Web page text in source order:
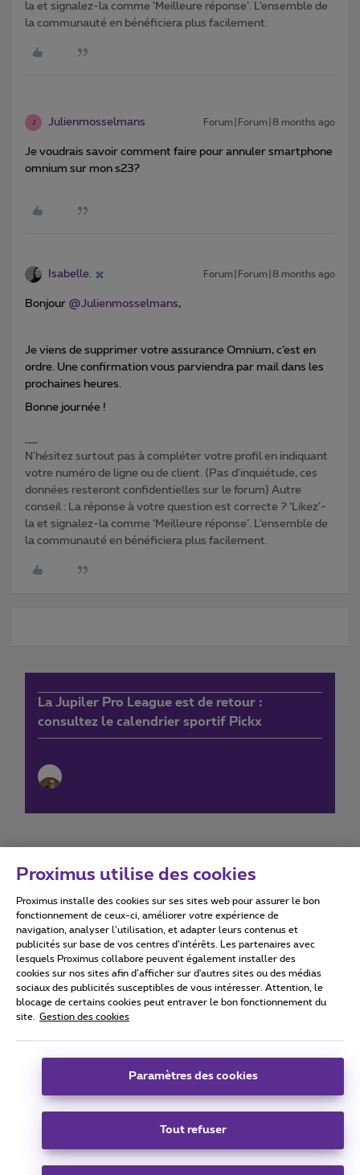
la et signalez-la comme ‘Meilleure réponse’. L’ensemble de
la communauté en bénéficiera plus facilement.
Julienmosselmans Forum|Forum|8 months ago
Je voudrais savoir comment faire pour annuler smartphone
omnium sur mon s23?
Isabelle. Forum|Forum|8 months ago
Bonjour ​ @Julienmosselmans,
Je viens de supprimer votre assurance Omnium, c’est en
ordre. Une confirmation vous parviendra par mail dans les
prochaines heures.
Bonne journée !
N'hésitez surtout pas à compléter votre profil en indiquant
votre numéro de ligne ou de client. (Pas d'inquiétude, ces
données resteront confidentielles sur le forum) Autre
conseil : La réponse à votre question est correcte ? ‘Likez’-
la et signalez-la comme ‘Meilleure réponse’. L’ensemble de
la communauté en bénéficiera plus facilement.
La Jupiler Pro League est de retour :
consultez le calendrier sportif Pickx
Conditions d'utilisation Accessibility statement
Tous droits réservés. © 2026 Proximus
Conditions générales, info consommateur
Coordonnées de l’entreprise
Boulevard du Roi Albert II 27 - B-1030 Bruxelles.
Carrier & Wholesale Solutions
Proximus utilise des cookies
Proximus installe des cookies sur ses sites web pour assurer le bon
fonctionnement de ceux-ci, améliorer votre expérience de
navigation, analyser l’utilisation, et adapter leurs contenus et
publicités sur base de vos centres d’intérêts. Les partenaires avec
lesquels Proximus collabore peuvent également installer des
cookies sur nos sites afin d’afficher sur d'autres sites ou des médias
sociaux des publicités susceptibles de vous intéresser. Attention, le
blocage de certains cookies peut entraver le bon fonctionnement du
site.
Gestion des cookies
Paramètres des cookies
Tout refuser